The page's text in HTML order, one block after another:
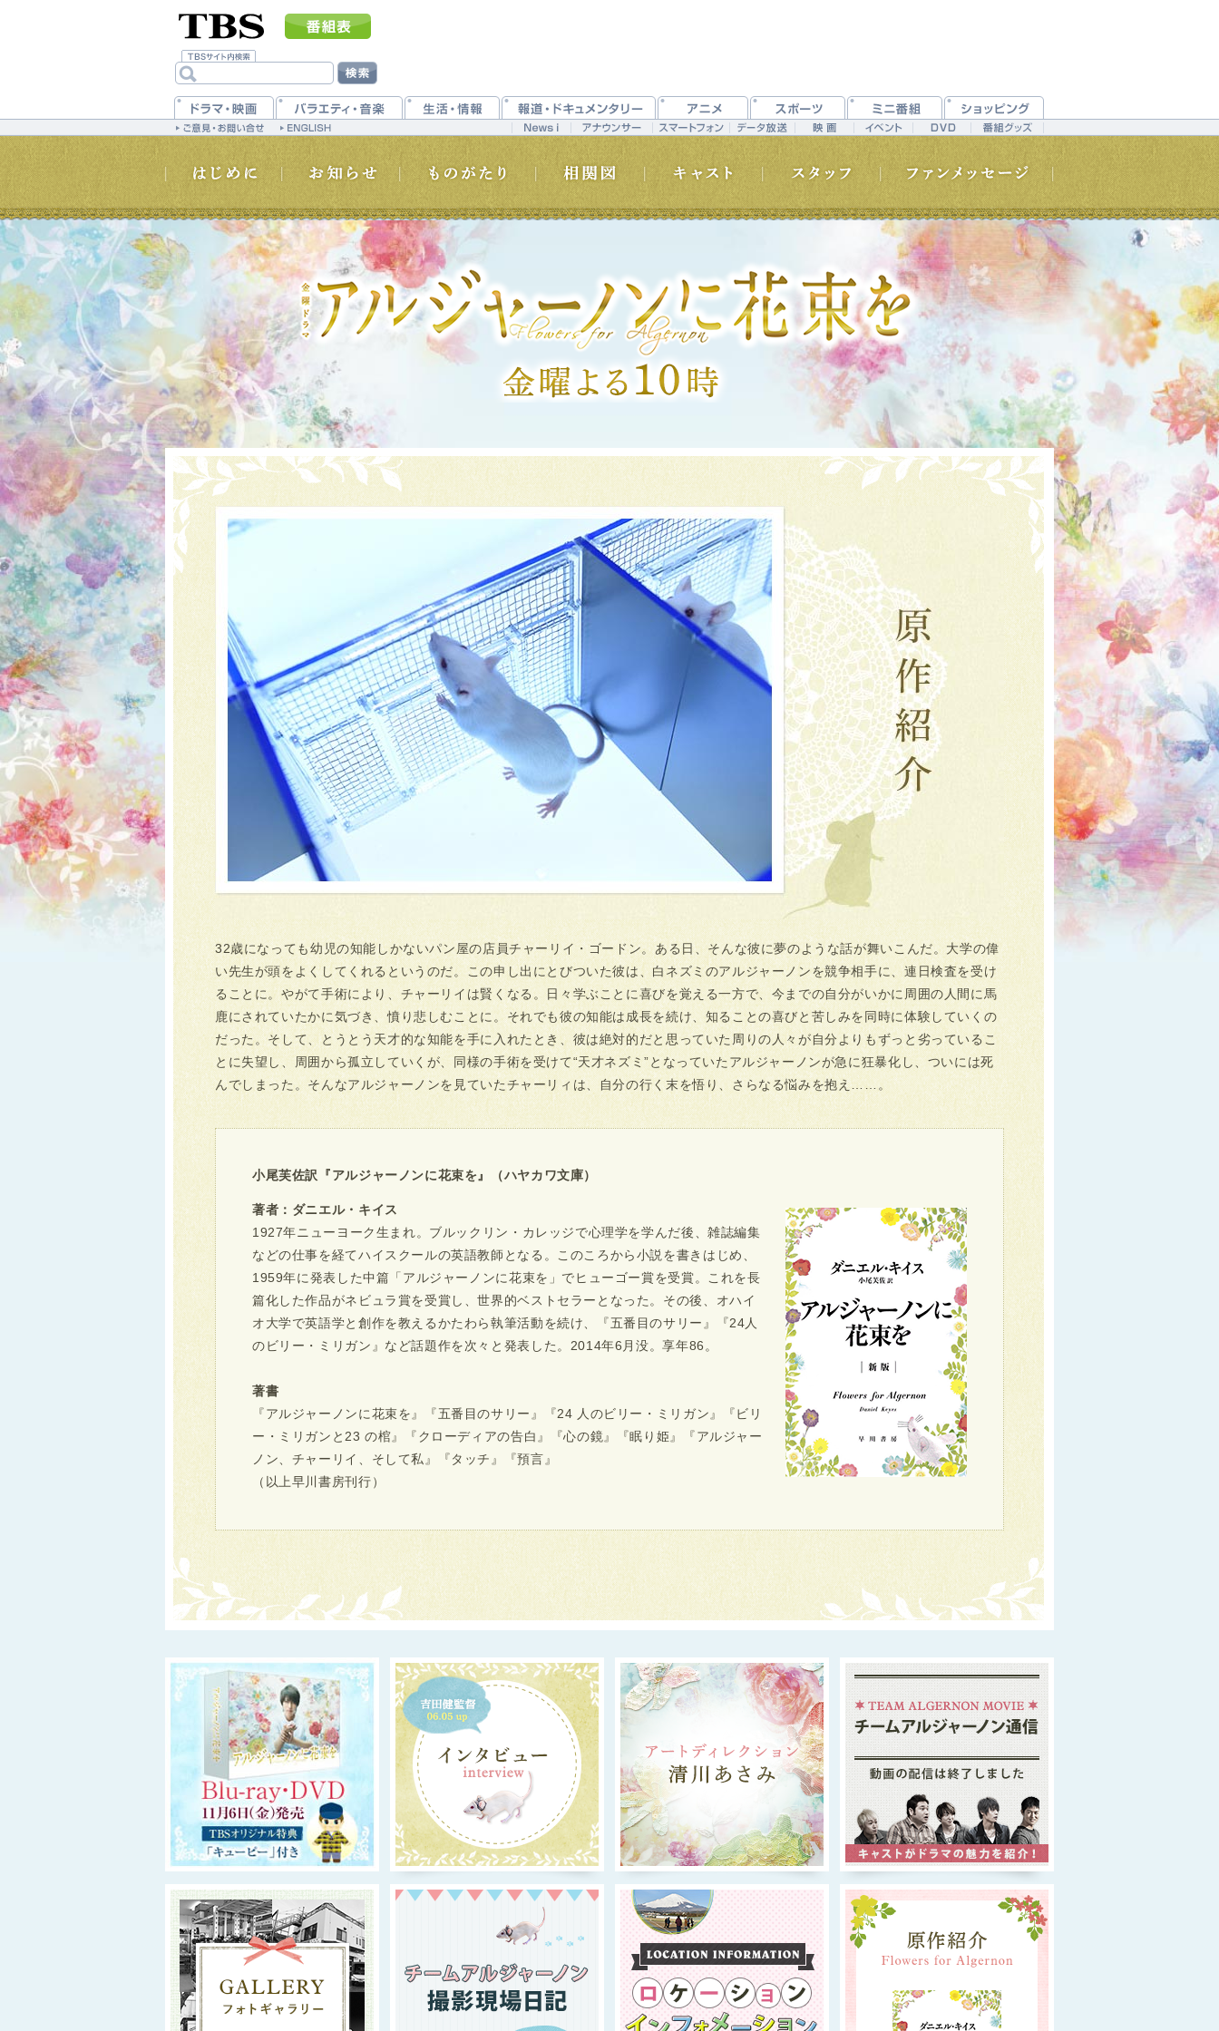
32歳になっても幼児の知能しかないパン屋の店員チャーリイ・ゴードン。ある日、そんな彼に夢のような話が舞いこんだ。大学の偉
い先生が頭をよくしてくれるというのだ。この申し出にとびついた彼は、白ネズミのアルジャーノンを競争相手に、連日検査を受け
ることに。やがて手術により、チャーリイは賢くなる。日々学ぶことに喜びを覚える一方で、今までの自分がいかに周囲の人間に馬
鹿にされていたかに気づき、憤り悲しむことに。それでも彼の知能は成長を続け、知ることの喜びと苦しみを同時に体験していくの
だった。そして、とうとう天才的な知能を手に入れたとき、彼は絶対的だと思っていた周りの人々が自分よりもずっと劣っているこ
とに失望し、周囲から孤立していくが、同様の手術を受けて“天才ネズミ”となっていたアルジャーノンが急に狂暴化し、ついには死
んでしまった。そんなアルジャーノンを見ていたチャーリィは、自分の行く末を悟り、さらなる悩みを抱え……。
小尾芙佐訳『アルジャーノンに花束を』（ハヤカワ文庫）
著者：ダニエル・キイス
1927年ニューヨーク生まれ。ブルックリン・カレッジで心理学を学んだ後、雑誌編集
などの仕事を経てハイスクールの英語教師となる。このころから小説を書きはじめ、
1959年に発表した中篇「アルジャーノンに花束を」でヒューゴー賞を受賞。これを長
篇化した作品がネビュラ賞を受賞し、世界的ベストセラーとなった。その後、オハイ
オ大学で英語学と創作を教えるかたわら執筆活動を続け、『五番目のサリー』『24人
のビリー・ミリガン』など話題作を次々と発表した。2014年6月没。享年86。
著書
『アルジャーノンに花束を』『五番目のサリー』『24 人のビリー・ミリガン』『ビリ
ー・ミリガンと23 の棺』『クローディアの告白』『心の鏡』『眠り姫』『アルジャー
ノン、チャーリイ、そして私』『タッチ』『預言』
（以上早川書房刊行）